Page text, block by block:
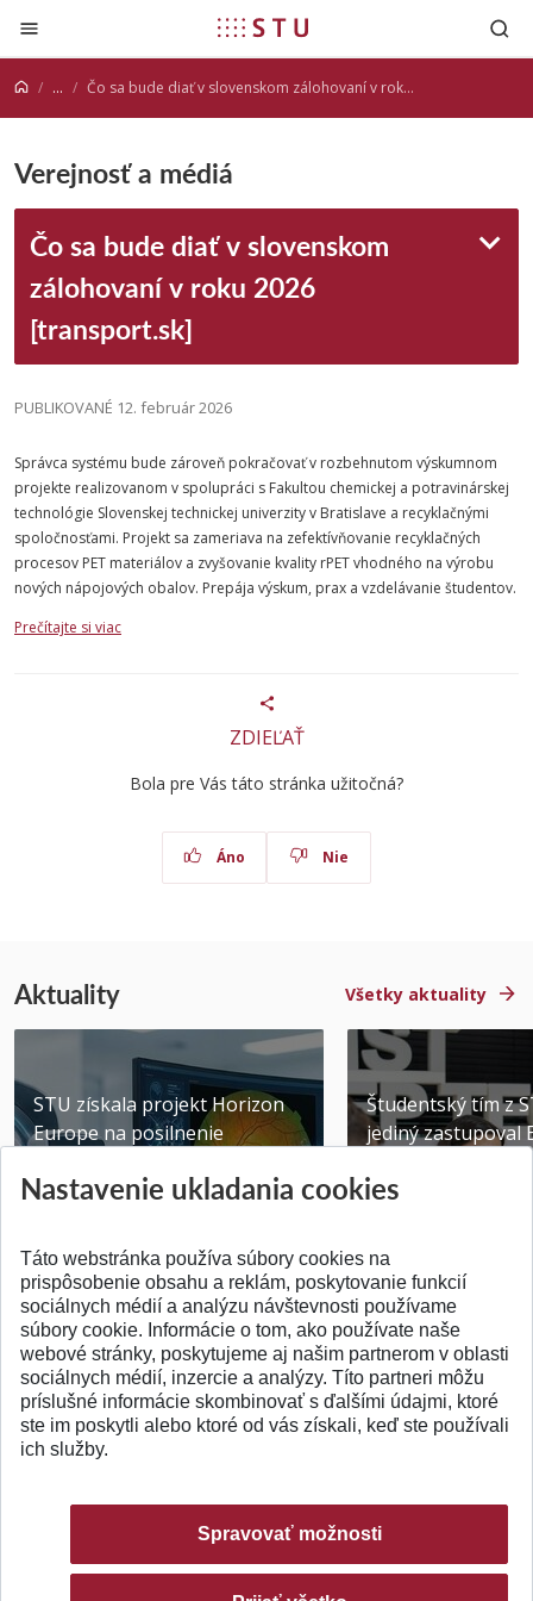
Prejsť na obsah
... Čo sa bude diať v slovenskom zálohovaní v roku 2026 [transport.sk]
Verejnosť a médiá
Čo sa bude diať v slovenskom
zálohovaní v roku 2026
[transport.sk]
PUBLIKOVANÉ 12. február 2026
Správca systému bude zároveň pokračovať v rozbehnutom výskumnom
projekte realizovanom v spolupráci s Fakultou chemickej a potravinárskej
technológie Slovenskej technickej univerzity v Bratislave a recyklačnými
spoločnosťami. Projekt sa zameriava na zefektívňovanie recyklačných
procesov PET materiálov a zvyšovanie kvality rPET vhodného na výrobu
nových nápojových obalov. Prepája výskum, prax a vzdelávanie študentov.
Prečítajte si viac
ZDIEĽAŤ
Bola pre Vás táto stránka užitočná?
Áno Nie
Aktuality Všetky aktuality
STU získala projekt Horizon
Europe na posilnenie
Publikované 31.07.2026
Študentský tím z
jediný zastupoval
Publikované
SPÄŤ NA VRCH
Nastavenie ukladania cookies
Táto webstránka používa súbory cookies na
prispôsobenie obsahu a reklám, poskytovanie funkcií
sociálnych médií a analýzu návštevnosti používame
súbory cookie. Informácie o tom, ako používate naše
webové stránky, poskytujeme aj našim partnerom v oblasti
sociálnych médií, inzercie a analýzy. Títo partneri môžu
príslušné informácie skombinovať s ďalšími údajmi, ktoré
ste im poskytli alebo ktoré od vás získali, keď ste používali
ich služby.
Spravovať možnosti